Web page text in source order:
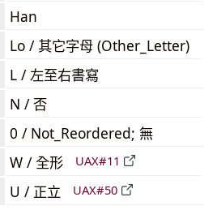
Han
Lo / 其它字母 (Other_Letter)
L / 左至右書寫
N / 否
0 / Not_Reordered; 無
W / 全形 UAX#11
U / 正立 UAX#50